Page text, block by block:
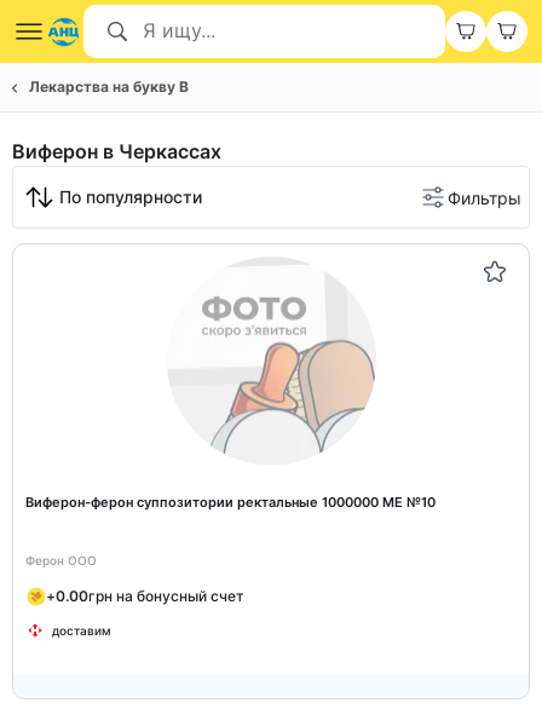
Лекарства на букву В
Виферон в Черкассах
По популярности Фильтры
Виферон-ферон суппозитории ректальные 1000000 МЕ №10
Ферон ООО
+0.00грн на бонусный счет
доставим